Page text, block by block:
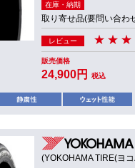
在庫・納期
取り寄せ品(要問い合わ
レビュー
販売価格
24,900円 税込
(YOKOHAMA TIRE(ヨ